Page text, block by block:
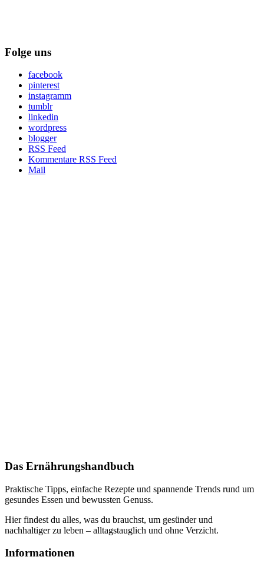
Folge uns
facebook
pinterest
instagramm
tumblr
linkedin
wordpress
blogger
RSS Feed
Kommentare RSS Feed
Mail
Das Ernährungshandbuch
Praktische Tipps, einfache Rezepte und spannende Trends rund um
gesundes Essen und bewussten Genuss.
Hier findest du alles, was du brauchst, um gesünder und
nachhaltiger zu leben – alltagstauglich und ohne Verzicht.
Informationen